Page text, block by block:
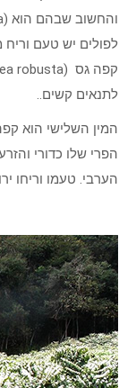
לתנאים קשים..
הפרי שלו כדורי
הערבי. טעמו וריחו